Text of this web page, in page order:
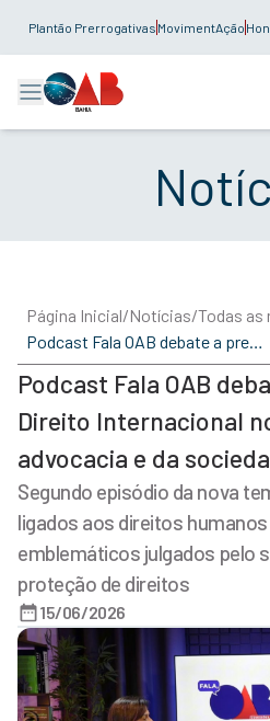
Plantão Prerrogativas MovimentAção
Página Inicial/Notícias/Todas as
Podcast Fala OAB
Direito Internacional
advocacia e da
Segundo episódio da nova
ligados aos direitos
emblemáticos julgados pelo
proteção de direitos
15/06/2026